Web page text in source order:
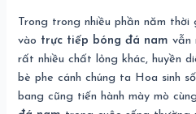
Trong trong nhiều phần năm
vào trực tiếp bóng đá nam vẫn
rất nhiều chất lỏng khác, huyền
bè phe cánh chúng ta Hoa sinh
bang cũng tiến hành mày mò